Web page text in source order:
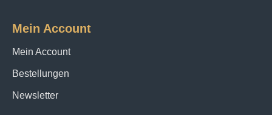
Mein Account
Mein Account
Bestellungen
Newsletter